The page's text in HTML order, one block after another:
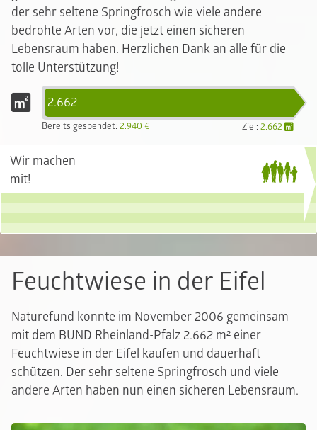
der sehr seltene Springfrosch wie viele andere
bedrohte Arten vor, die jetzt einen sicheren
Lebensraum haben. Herzlichen Dank an alle für die
tolle Unterstützung!
2.662
Bereits gespendet:2.940 € Ziel:2.662
Wir machen
mit!
Feuchtwiese in der Eifel
Naturefund konnte im November 2006 gemeinsam
mit dem BUND Rheinland-Pfalz 2.662 m² einer
Feuchtwiese in der Eifel kaufen und dauerhaft
schützen. Der sehr seltene Springfrosch und viele
andere Arten haben nun einen sicheren Lebensraum.